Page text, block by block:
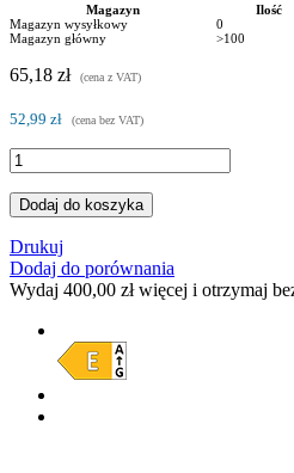
Magazyn Ilość
Magazyn wysyłkowy
0
Magazyn główny
>100
65,18 zł (cena z VAT)
52,99 zł (cena bez VAT)
Dodaj do koszyka
Drukuj
Dodaj do porównania
Wydaj 400,00 złwięcej i otrzymaj